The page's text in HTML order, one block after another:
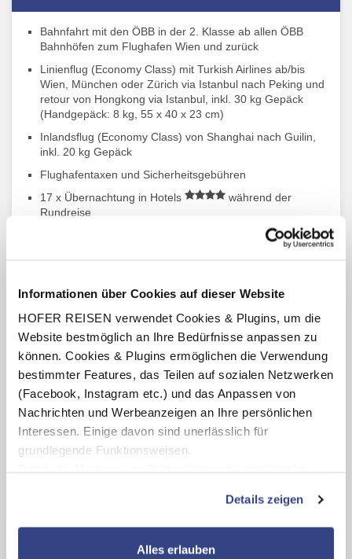
Informationen über Cookies auf dieser Website
HOFER REISEN verwendet Cookies & Plugins, um die
Website bestmöglich an Ihre Bedürfnisse anpassen zu
können. Cookies & Plugins ermöglichen die Verwendung
bestimmter Features, das Teilen auf sozialen Netzwerken
(Facebook, Instagram etc.) und das Anpassen von
Nachrichten und Werbeanzeigen an Ihre persönlichen
Interessen. Einige davon sind unerlässlich für
grundlegende Funktionsweisen.
zusätzliche Dienste bzw. Technologien von Drittanbietern
nutzen und uns sowie Dritten weitere Personalisierungen
ermöglichen, dabei kommt es auch zu Übermittlungen
Details zeigen
Alles erlauben
Bahnfahrt mit den ÖBB in der 2. Klasse ab allen ÖBB
Bahnhöfen zum Flughafen Wien und zurück
Linienflug (Economy Class) mit Turkish Airlines ab/bis
Wien, München oder Zürich via Istanbul nach Peking und
retour von Hongkong via Istanbul, inkl. 30 kg Gepäck
(Handgepäck: 8 kg, 55 x 40 x 23 cm)
Inlandsflug (Economy Class) von Shanghai nach Guilin,
inkl. 20 kg Gepäck
Flughafentaxen und Sicherheitsgebühren
17 x Übernachtung in Hotels
während der
Rundreise
Abendessen
Xi'an - Chengdu, Chengdu - Chongqing, Yichang -
Hangzhou und Guilin - Hongkong in der 2. Klasse
Alle Transfers, Besichtigungen, Eintritte und Ausflüge lt.
Reiseverlauf
Örtliche deutschsprachige Reiseleitung während der
Rundreise und der Flusskreuzfahrt
Gratis HOFER TELEKOM (HoT) Roaming-Paket mit
1.000 MB Datenvolumen
Highlights